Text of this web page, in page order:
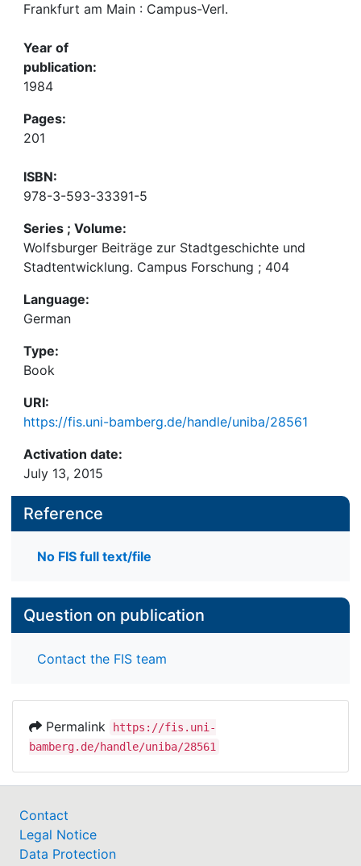
Frankfurt am Main : Campus-Verl.
Year of
publication:
1984
Pages:
201
ISBN:
978-3-593-33391-5
Series ; Volume:
Wolfsburger Beiträge zur Stadtgeschichte und
Stadtentwicklung. Campus Forschung ; 404
Language:
German
Type:
Book
URI:
https://fis.uni-bamberg.de/handle/uniba/28561
Activation date:
July 13, 2015
Reference
No FIS full text/file
Question on publication
Contact the FIS team
Permalink
https://fis.uni-
bamberg.de/handle/uniba/28561
Contact
Legal Notice
Data Protection